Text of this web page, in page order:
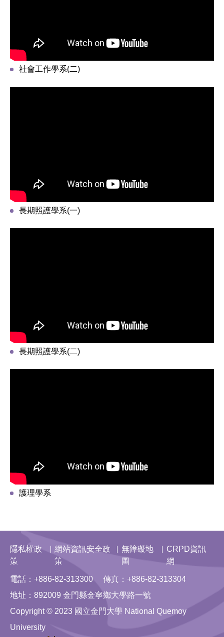
社會工作學系(二)
長期照護學系(一)
長期照護學系(二)
護理學系
隱私權政
策
網站資訊安全政
策
無障礙地
圖
CRPD資訊
網
電話：+886-82-313300 傳真：+886-82-313304
地址：892009 金門縣金寧鄉大學路一號
Copyright © 2023 國立金門大學 National Quemoy
University